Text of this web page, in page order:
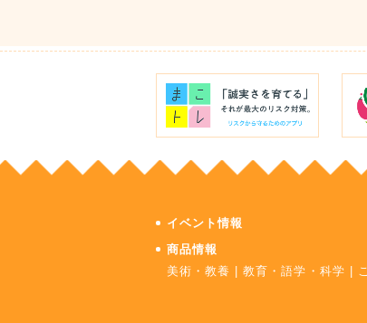
イベント情報
商品情報
美術・教養
|教育・語学・科学